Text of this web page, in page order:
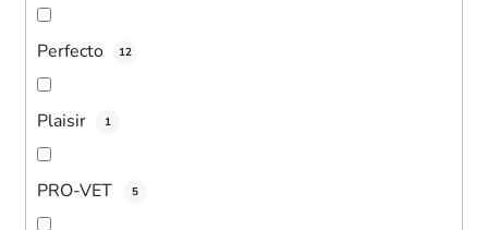
Perfecto 12
Plaisir 1
PRO-VET 5